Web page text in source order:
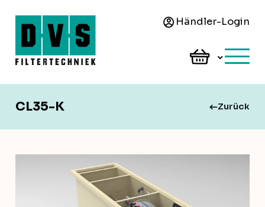
Händler-Login
CL35-K Zurück